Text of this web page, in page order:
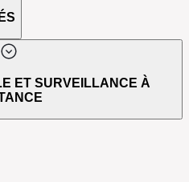
ET SURVEILLANCE À